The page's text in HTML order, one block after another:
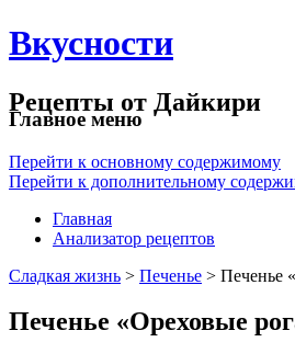
Вкусности
Рецепты от Дайкири
Главное меню
Перейти к основному содержимому
Перейти к дополнительному
Главная
Анализатор рецептов
Сладкая жизнь > Печенье > Печенье
Печенье «Ореховые